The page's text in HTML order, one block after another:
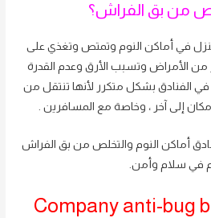
من بق الفراش؟
في أماكن النوم وتمتص وتغذي على
من الأمراض وتسبب الأرق وعدم القدرة
في الفنادق بشكل متكرر لأنها تنتقل من
إلى آخر ، وخاصة مع المسافرين .
أماكن النوم والتخلص من بق الفراش
في سلام وأمن.
Company anti-bug